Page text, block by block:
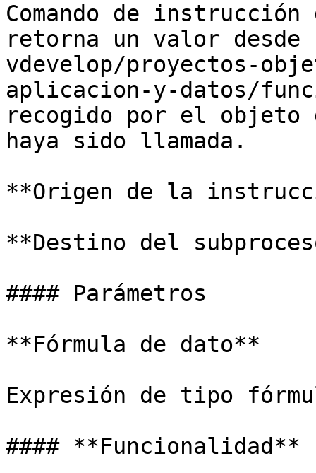
Comando de
retorna un valor
vdevelop/proyectos-
aplicacion-y-datos/
recogido por el objeto
haya sido llamada.
**Origen de la
**Destino del
#### Parámetros
**Fórmula de dato**
Expresión de tipo
#### **Funcionalidad**